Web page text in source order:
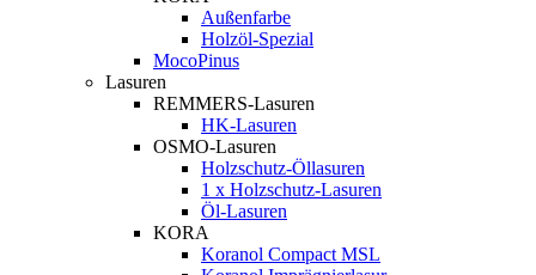
Außenfarbe
Holzöl-Spezial
MocoPinus
Lasuren
REMMERS-Lasuren
HK-Lasuren
OSMO-Lasuren
Holzschutz-Öllasuren
1 x Holzschutz-Lasuren
Öl-Lasuren
KORA
Koranol Compact MSL